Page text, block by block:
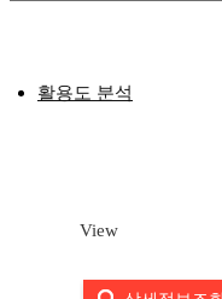
활용도 분석
View